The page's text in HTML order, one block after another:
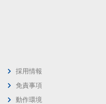
採用情報
免責事項
動作環境